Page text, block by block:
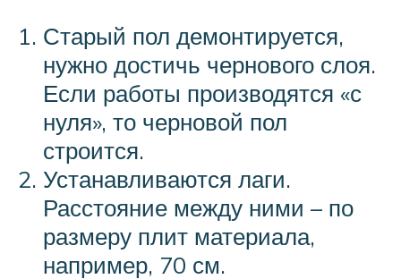
Старый пол демонтируется,
нужно достичь чернового слоя.
Если работы производятся «с
нуля», то черновой пол
строится.
Устанавливаются лаги.
Расстояние между ними – по
размеру плит материала,
например, 70 см.